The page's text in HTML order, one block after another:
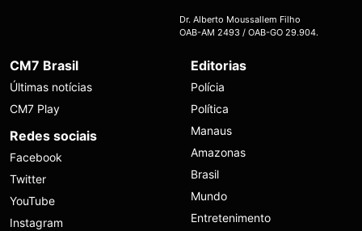
Dr. Alberto Moussallem Filho
OAB-AM 2493 / OAB-GO 29.904.
CM7 Brasil
Últimas notícias
CM7 Play
Redes sociais
Facebook
Twitter
YouTube
Instagram
Editorias
Polícia
Política
Manaus
Amazonas
Brasil
Mundo
Entretenimento